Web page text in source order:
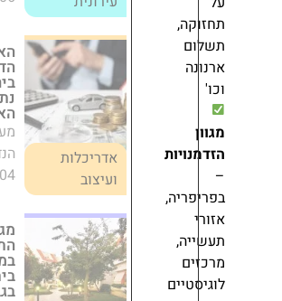
חדשות
מגדלי הים התיכון
זכתה במכרז
להקמת בית דיור
מוגן בגבעת
שמואל ב-700
מיליון שקל
מערכת זירת
הנדל״ן
21.07
מתרחבת בפתח
תקווה: קבוצת 'רם
אדרת' זכתה
במכרז נוסף